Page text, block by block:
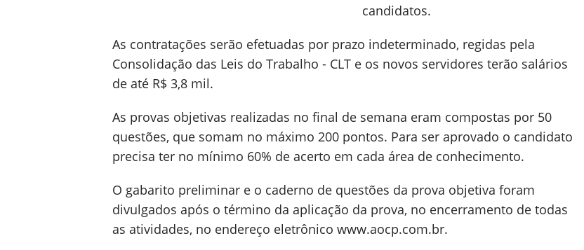
candidatos.
As contratações serão efetuadas por prazo indeterminado, regidas pela
Consolidação das Leis do Trabalho - CLT e os novos servidores terão salários
de até R$ 3,8 mil.
As provas objetivas realizadas no final de semana eram compostas por 50
questões, que somam no máximo 200 pontos. Para ser aprovado o candidato
precisa ter no mínimo 60% de acerto em cada área de conhecimento.
O gabarito preliminar e o caderno de questões da prova objetiva foram
divulgados após o término da aplicação da prova, no encerramento de todas
as atividades, no endereço eletrônico www.aocp.com.br.